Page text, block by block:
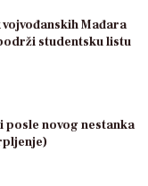
Mađara
studentsku listu
posle novog nestanka